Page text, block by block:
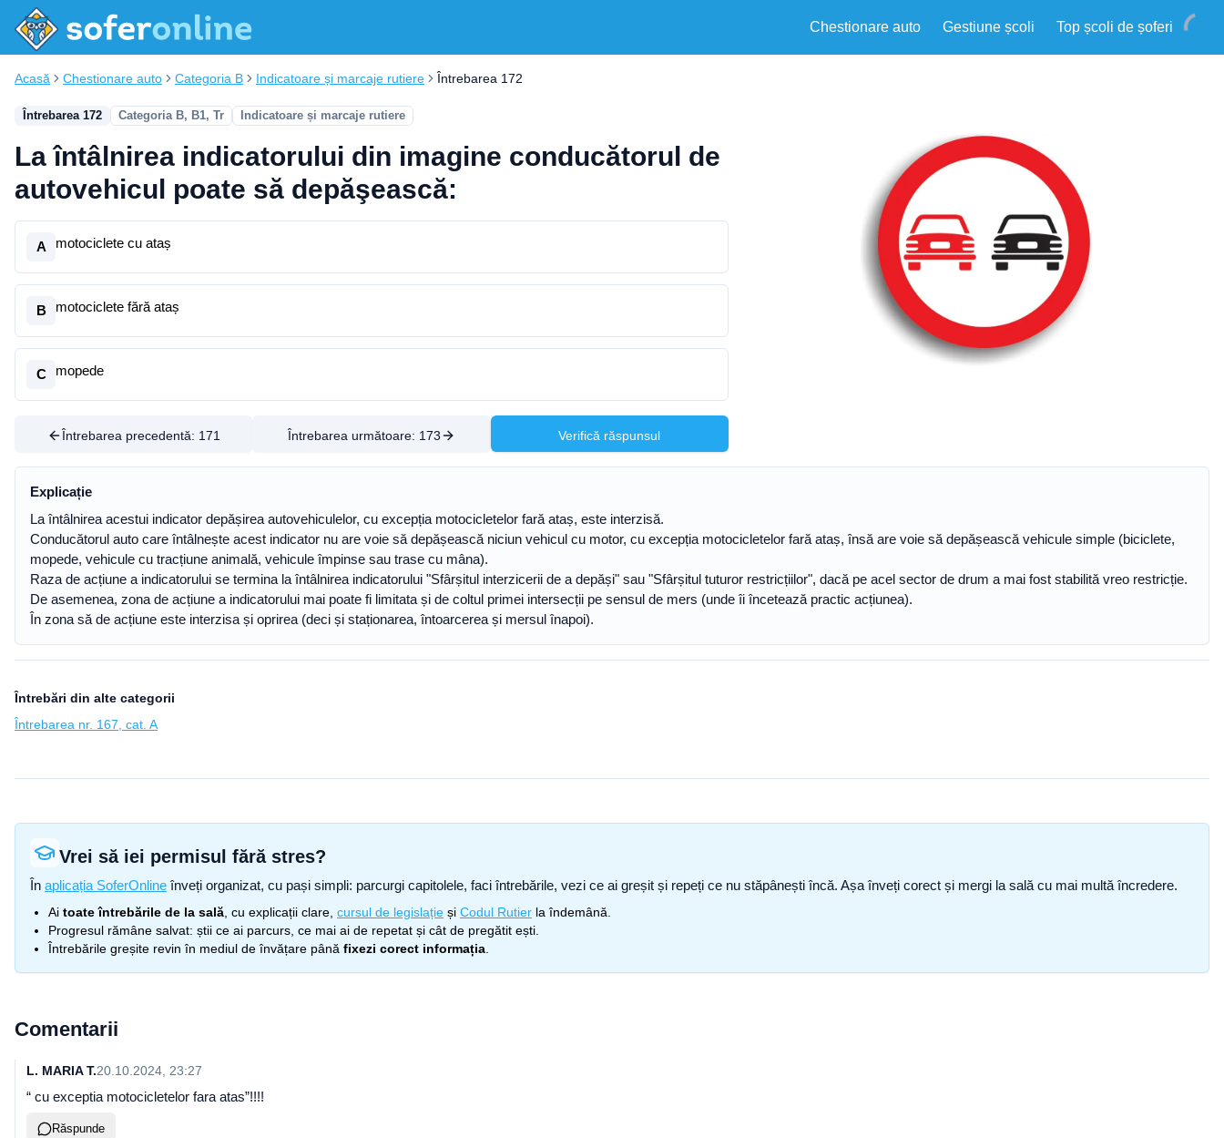
Chestionare auto Gestiune școli Top școli de șoferi
Acasă Chestionare auto Categoria B Indicatoare și marcaje rutiere Întrebarea 172
Întrebarea 172 Categoria B, B1, Tr Indicatoare și marcaje rutiere
La întâlnirea indicatorului din imagine conducătorul de
autovehicul poate să depăşească:
A motociclete cu ataș
B motociclete fără ataș
C mopede
Întrebarea precedentă: 171 Întrebarea următoare: 173 Verifică răspunsul
Explicație
La întâlnirea acestui indicator depășirea autovehiculelor, cu excepția motocicletelor fară ataș, este interzisă.
Conducătorul auto care întâlnește acest indicator nu are voie să depășească niciun vehicul cu motor, cu excepția motocicletelor fară ataș, însă are voie să depășească vehicule simple (biciclete,
mopede, vehicule cu tracțiune animală, vehicule împinse sau trase cu mâna).
Raza de acțiune a indicatorului se termina la întâlnirea indicatorului "Sfârșitul interzicerii de a depăși" sau "Sfârșitul tuturor restricțiilor", dacă pe acel sector de drum a mai fost stabilită vreo restricție.
De asemenea, zona de acțiune a indicatorului mai poate fi limitata și de coltul primei intersecții pe sensul de mers (unde îi încetează practic acțiunea).
În zona să de acțiune este interzisa și oprirea (deci și staționarea, întoarcerea și mersul înapoi).
Întrebări din alte categorii
Întrebarea nr. 167, cat. A
Vrei să iei permisul fără stres?
În aplicația SoferOnline înveți organizat, cu pași simpli: parcurgi capitolele, faci întrebările, vezi ce ai greșit și repeți ce nu stăpânești încă. Așa înveți corect și mergi la sală cu mai multă încredere.
Ai toate întrebările de la sală , cu explicații clare, cursul de legislație și Codul Rutier la îndemână.
Progresul rămâne salvat: știi ce ai parcurs, ce mai ai de repetat și cât de pregătit ești.
Întrebările greșite revin în mediul de învățare până fixezi corect informația
Comentarii
L. MARIA T.20.10.2024, 23:27
“ cu exceptia motocicletelor fara atas”!!!!
Răspunde